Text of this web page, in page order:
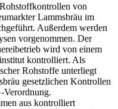
von
Lammsbräu im
Außerdem werden
vorgenommen. Der
wird von einem
kontrolliert. Als
Rohstoffe unterliegt
gesetzlichen Kontrollen
Verordnung.
aus kontrolliert